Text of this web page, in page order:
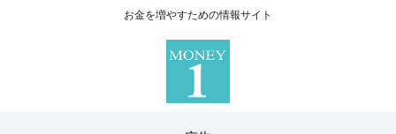
お金を増やすための情報サイト